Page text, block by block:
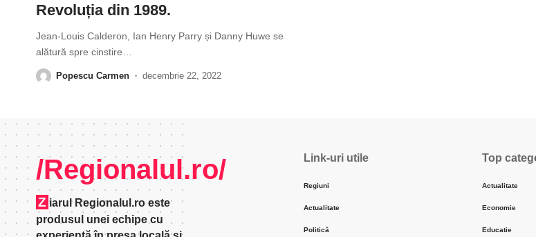
Revoluția din 1989.
Jean-Louis Calderon, Ian Henry Parry și Danny Huwe se
alătură spre cinstire
Popescu Carmen decembrie 22, 2022
/Regionalul.ro/
Z iarul Regionalul.ro este
produsul unei echipe cu
Link-uri utile
Regiuni
Actualitate
Politică
Top
Actualitate
Economie
Educatie